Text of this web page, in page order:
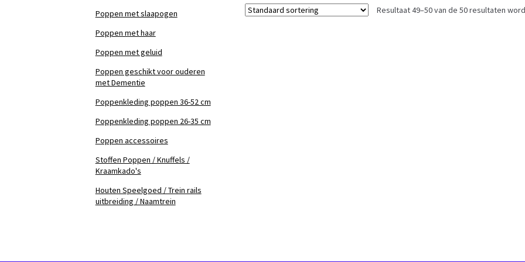
Resultaat 49–50 van de 50 resultaten
Poppen met slaapogen
Poppen met haar
Poppen met geluid
Poppen geschikt voor ouderen
met Dementie
Poppenkleding poppen 36-52 cm
Poppenkleding poppen 26-35 cm
Poppen accessoires
Stoffen Poppen / Knuffels /
Kraamkado's
Houten Speelgoed / Trein rails
uitbreiding / Naamtrein